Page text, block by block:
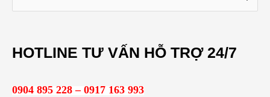
i
HOTLINE TƯ VẤN HỖ TRỢ 24/7
0904 895 228 – 0917 163 993